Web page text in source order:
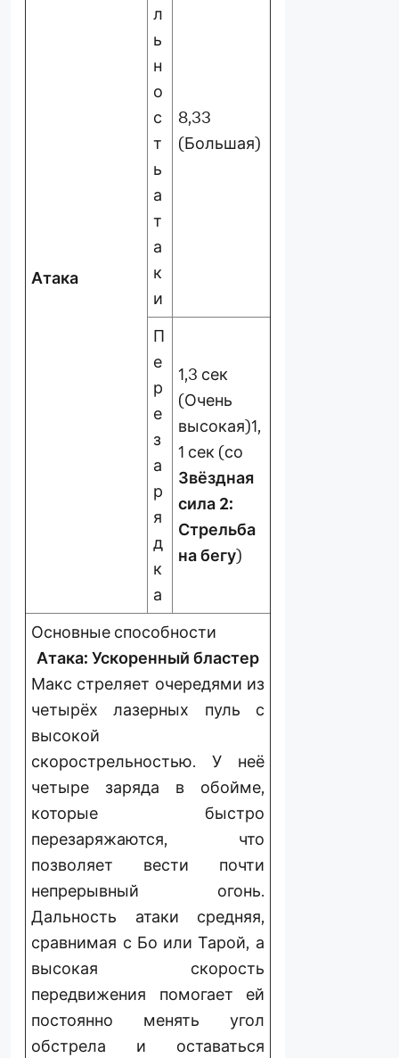
Атака
л
ь
н
о
с
т
ь
а
т
а
к
и
8,33
(Большая)
П
е
р
е
з
а
р
я
д
к
а
1,3 сек
(Очень
высокая)1,
1 сек (со
Звёздная
сила 2:
Стрельба
на бегу)
Основные способности
Атака: Ускоренный бластер
Макс стреляет очередями из
четырёх лазерных пуль с
высокой
скорострельностью. У неё
четыре заряда в обойме,
которые быстро
перезаряжаются, что
позволяет вести почти
непрерывный огонь.
Дальность атаки средняя,
сравнимая с Бо или Тарой, а
высокая скорость
передвижения помогает ей
постоянно менять угол
обстрела и оставаться